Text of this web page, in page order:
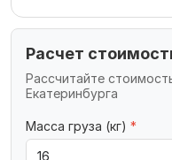
Расчет
Рассчитайте
Екатеринбурга
Масса груза (кг) *